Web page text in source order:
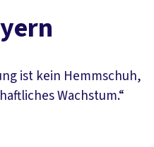
ist kein Hemmschuh,
Wachstum.“